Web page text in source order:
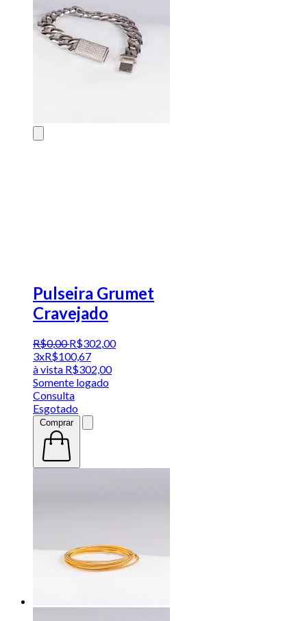
Pulseira Grumet
Cravejado
R$0,00 R$302,00
3xR$100,67
à vista R$302,00
Somente logado
Consulta
Esgotado
Comprar